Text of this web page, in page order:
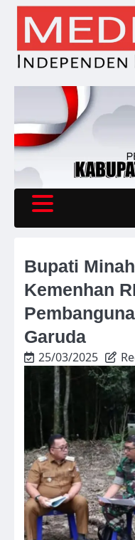
Skip
content
Bupati
Kemenhan
Garuda
25/03/2025